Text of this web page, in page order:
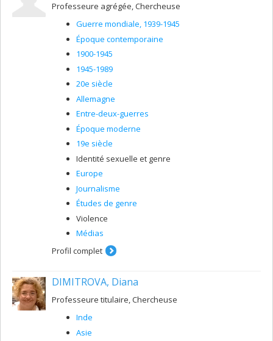
Professeure agrégée, Chercheuse
Guerre mondiale, 1939-1945
Époque contemporaine
1900-1945
1945-1989
20e siècle
Allemagne
Entre-deux-guerres
Époque moderne
19e siècle
Identité sexuelle et genre
Europe
Journalisme
Études de genre
Violence
Médias
Profil complet
DIMITROVA, Diana
Professeure titulaire, Chercheuse
Inde
Asie